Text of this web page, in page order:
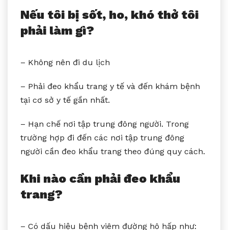
Nếu tôi bị sốt, ho, khó thở tôi
phải làm gì?
– Không nên đi du lịch
– Phải đeo khẩu trang y tế và đến khám bệnh
tại cơ sở y tế gần nhất.
– Hạn chế nơi tập trung đông người. Trong
trường hợp đi đến các nơi tập trung đông
người cần đeo khẩu trang theo đúng quy cách.
Khi nào cần phải đeo khẩu
trang?
– Có dấu hiệu bệnh viêm đường hô hấp như: